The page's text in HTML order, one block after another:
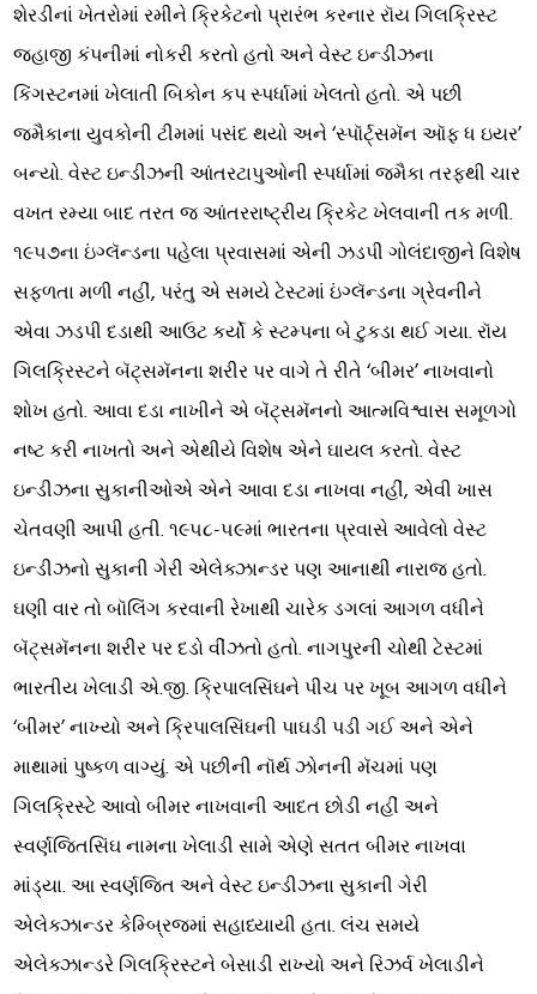
શેરડીનાં ખેતરોમાં રમીને ક્રિકેટનો પ્રારંભ કરનાર રૉય ગિલક્રિસ્ટ
જહાજી કંપનીમાં નોકરી કરતો હતો અને વેસ્ટ ઇન્ડીઝના
કિંગસ્ટનમાં ખેલાતી બિકોન કપ સ્પર્ધામાં ખેલતો હતો. એ પછી
જમૈકાના યુવકોની ટીમમાં પસંદ થયો અને ‘સ્પૉર્ટ્સમૅન ઑફ ધ ઇયર’
બન્યો. વેસ્ટ ઇન્ડીઝની આંતરટાપુઓની સ્પર્ધામાં જમૈકા તરફથી ચાર
વખત રમ્યા બાદ તરત જ આંતરરાષ્ટ્રીય ક્રિકેટ ખેલવાની તક મળી.
૧૯૫૭ના ઇંગ્લૅન્ડના પહેલા પ્રવાસમાં એની ઝડપી ગોલંદાજીને વિશેષ
સફળતા મળી નહીં, પરંતુ એ સમયે ટેસ્ટમાં ઇંગ્લૅન્ડના ગ્રેવનીને
એવા ઝડપી દડાથી આઉટ કર્યો કે સ્ટમ્પના બે ટુકડા થઈ ગયા. રૉય
ગિલક્રિસ્ટને બૅટ્સમૅનના શરીર પર વાગે તે રીતે ‘બીમર’ નાખવાનો
શોખ હતો. આવા દડા નાખીને એ બૅટ્સમૅનનો આત્મવિશ્વાસ સમૂળગો
નષ્ટ કરી નાખતો અને એથીયે વિશેષ એને ઘાયલ કરતો. વેસ્ટ
ઇન્ડીઝના સુકાનીઓએ એને આવા દડા નાખવા નહીં, એવી ખાસ
ચેતવણી આપી હતી. ૧૯૫૮-૫૯માં ભારતના પ્રવાસે આવેલો વેસ્ટ
ઇન્ડીઝનો સુકાની ગેરી એલેક્ઝાન્ડર પણ આનાથી નારાજ હતો.
ઘણી વાર તો બૉલિંગ કરવાની રેખાથી ચારેક ડગલાં આગળ વધીને
બૅટ્સમૅનના શરીર પર દડો વીંઝતો હતો. નાગપુરની ચોથી ટેસ્ટમાં
ભારતીય ખેલાડી એ.જી. ક્રિપાલસિંઘને પીચ પર ખૂબ આગળ વધીને
‘બીમર’ નાખ્યો અને ક્રિપાલસિંઘની પાઘડી પડી ગઈ અને એને
માથામાં પુષ્કળ વાગ્યું. એ પછીની નૉર્થ ઝોનની મૅચમાં પણ
ગિલક્રિસ્ટે આવો બીમર નાખવાની આદત છોડી નહીં અને
સ્વર્ણજિતસિંઘ નામના ખેલાડી સામે એણે સતત બીમર નાખવા
માંડ્યા. આ સ્વર્ણજિત અને વેસ્ટ ઇન્ડીઝના સુકાની ગેરી
એલેક્ઝાન્ડર કેમ્બ્રિજમાં સહાધ્યાયી હતા. લંચ સમયે
એલેક્ઝાન્ડરે ગિલક્રિસ્ટને બેસાડી રાખ્યો અને રિઝર્વ ખેલાડીને